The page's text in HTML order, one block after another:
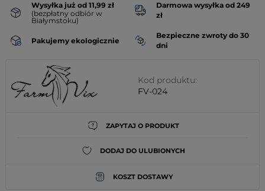
Wysyłka już od 11,99 zł
(bezpłatny odbiór w
Białymstoku)
Darmowa wysyłka od 249
zł
Pakujemy ekologicznie
Bezpieczne zwroty do 30
dni
Kod produktu:
FV-024
ZAPYTAJ O PRODUKT
DODAJ DO ULUBIONYCH
KOSZT DOSTAWY